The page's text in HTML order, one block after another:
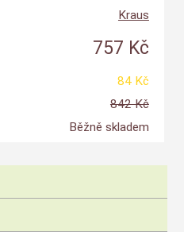
Kraus
757 Kč
84 Kč
842 Kč
Běžně skladem